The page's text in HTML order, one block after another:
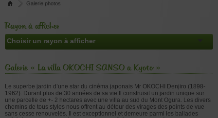
Galerie photos
Rayon à afficher
Galerie « La villa OKOCHI SANSO a Kyoto »
Le superbe jardin d’une star du cinéma japonais Mr OKOCHI Denjiro (1898-
1962). Durant plus de 30 années de sa vie Il construisit un jardin unique sur
une parcelle de +- 2 hectares avec une villa au sud du Mont Ogura. Les divers
chemins de tous styles nous offrent au détour des virages des points de vue
sans cesse renouvelés. Il est exceptionnel et demeure parmi les ballades